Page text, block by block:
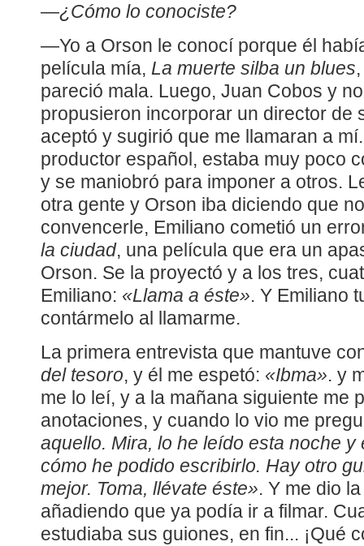
—¿Cómo lo conociste?
—Yo a Orson le conocí porque él
película mía, La muerte silba un blues
pareció mala. Luego, Juan Cobos y
propusieron incorporar un director de
aceptó y sugirió que me llamaran a
productor español, estaba muy poco
y se maniobró para imponer a otros.
otra gente y Orson iba diciendo que
convencerle, Emiliano cometió un
la ciudad, una película que era un
Orson. Se la proyectó y a los tres,
Emiliano: «Llama a éste». Y Emiliano
contármelo al llamarme.
La primera entrevista que mantuve
del tesoro, y él me espetó: «Ibma». y
me lo leí, y a la mañana siguiente me
anotaciones, y cuando lo vio me
aquello. Mira, lo he leído esta noche y
cómo he podido escribirlo. Hay otro
mejor. Toma, llévate éste». Y me dio
añadiendo que ya podía ir a filmar.
estudiaba sus guiones, en fin... ¡Qué